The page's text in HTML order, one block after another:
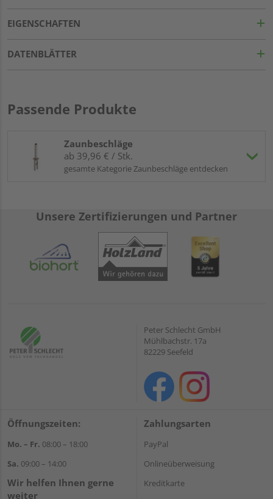
EIGENSCHAFTEN
DATENBLÄTTER
Passende Produkte
Zaunbeschläge
ab 39,96 € / Stk.
gesamte Kategorie Zaunbeschläge entdecken
Unsere Zertifizierungen und Partner
Peter Schlecht GmbH
Mühlbachstr. 17a
82229 Seefeld
Öffnungszeiten:
Mo. – Fr. 08:00 – 18:00
Sa. 09:00 – 14:00
Wir helfen Ihnen gerne
weiter
Zahlungsarten
PayPal
Onlineüberweisung
Kreditkarte